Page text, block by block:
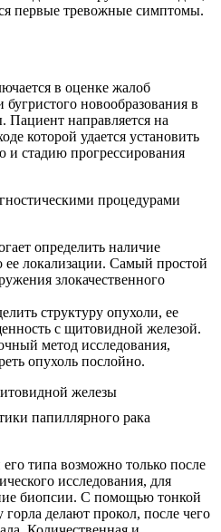
первые тревожные симптомы.
в оценке жалоб
новообразования в
направляется на
которой удается установить
и стадию прогрессирования
процедурами
определить наличие
ее локализации. Самый простой
злокачественного
структуру опухоли, ее
с щитовидной железой.
метод исследования,
опухоль послойно.
папиллярного рака
типа возможно только после
исследования, для
биопсии. С помощью тонкой
делают прокол, после чего